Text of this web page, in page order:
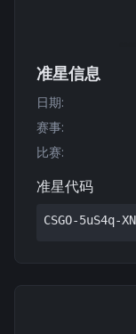
准星信息
日期:
赛事:
比赛:
准星代码
CSGO-5uS4q-